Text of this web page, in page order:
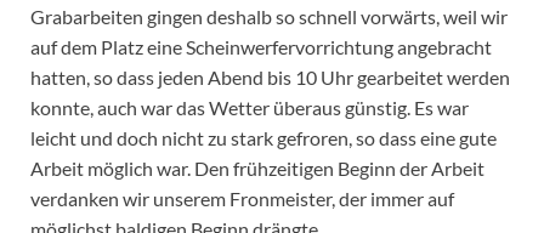
Grabarbeiten gingen deshalb so schnell vorwärts, weil wir
auf dem Platz eine Scheinwerfervorrichtung angebracht
hatten, so dass jeden Abend bis 10 Uhr gearbeitet werden
konnte, auch war das Wetter überaus günstig. Es war
leicht und doch nicht zu stark gefroren, so dass eine gute
Arbeit möglich war. Den frühzeitigen Beginn der Arbeit
verdanken wir unserem Fronmeister, der immer auf